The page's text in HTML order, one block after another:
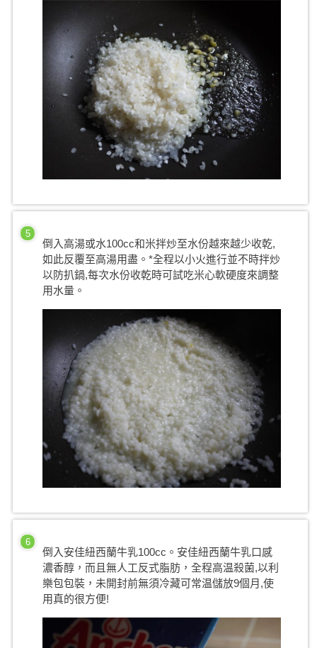
5
倒入高湯或水100cc和米拌炒至水份越來越少收乾,
如此反覆至高湯用盡。*全程以小火進行並不時拌炒
以防扒鍋,每次水份收乾時可試吃米心軟硬度來調整
用水量。
6
倒入安佳紐西蘭牛乳100cc。安佳紐西蘭牛乳口感
濃香醇，而且無人工反式脂肪，全程高温殺菌,以利
樂包包裝，未開封前無須冷藏可常温儲放9個月,使
用真的很方便!